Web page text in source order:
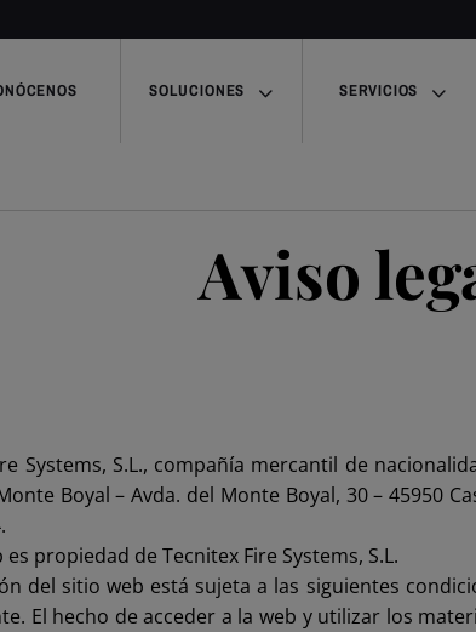
SOLUCIONES SERVICIOS
Aviso
Systems, S.L., compañía mercantil de
Boyal – Avda. del Monte Boyal, 30 – 45950
es propiedad de Tecnitex Fire Systems, S.L.
del sitio web está sujeta a las siguientes
El hecho de acceder a la web y utilizar los